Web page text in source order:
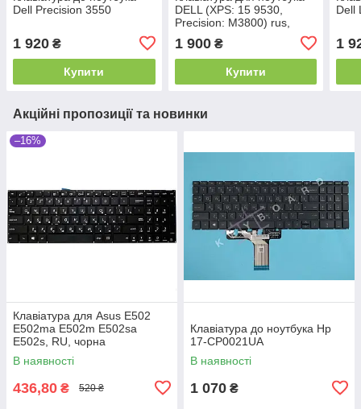
Dell Precision 3550
1 920 ₴
Купити
DELL (XPS: 15 9530,
Precision: M3800) rus,
підсвічування клавіш
1 900₴
Купити
Dell
1
Акційні пропозиції та новинки
–16%
Клавіатура для Asus E502
E502ma E502m E502sa
E502s, RU, чорна
В наявності
436,80 ₴ 520 ₴
Клавіатура до ноутбука Hp
17-CP0021UA
В наявності
1 070 ₴